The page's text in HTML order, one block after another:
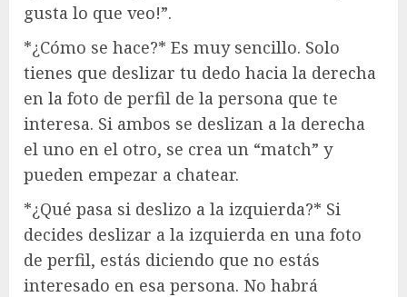
gusta lo que veo!”.
*¿Cómo se hace?* Es muy sencillo. Solo
tienes que deslizar tu dedo hacia la derecha
en la foto de perfil de la persona que te
interesa. Si ambos se deslizan a la derecha
el uno en el otro, se crea un “match” y
pueden empezar a chatear.
*¿Qué pasa si deslizo a la izquierda?* Si
decides deslizar a la izquierda en una foto
de perfil, estás diciendo que no estás
interesado en esa persona. No habrá